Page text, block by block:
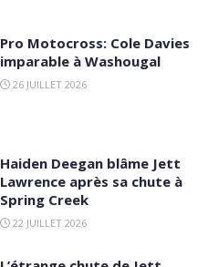
Pro Motocross: Cole Davies
imparable à Washougal
26 JUILLET 2026
Haiden Deegan blâme Jett
Lawrence après sa chute à
Spring Creek
22 JUILLET 2026